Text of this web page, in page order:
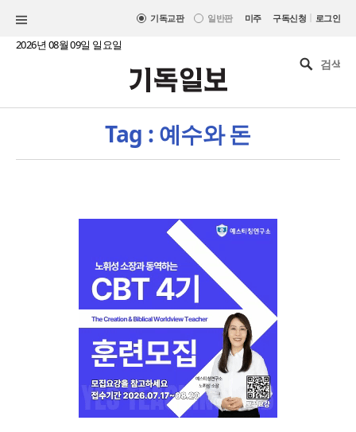
기독교판 일반판 미주 구독신청 | 로그인
2026년 08월 09일 일요일
Tag : 예수와 돈
느헤미야 연합기도회, ‘왕의 기도’로 나라·한국교회·다